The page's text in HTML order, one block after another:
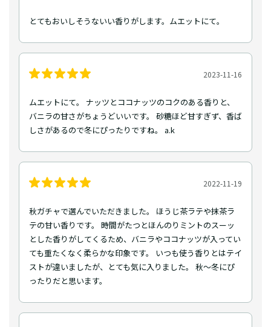
とてもおいしそうないい香りがします。ムエットにて。
2023-11-16
ムエットにて。 ナッツとココナッツのコクのある香りと、
バニラの甘さがちょうどいいです。 砂糖ほど甘すぎず、香ば
しさがあるので冬にぴったりですね。 a.k
2022-11-19
秋ガチャで選んでいただきました。 ほうじ茶ラテや抹茶ラ
テの甘い香りです。 時間がたつとほんのりミントのスーッ
とした香りがしてくるため、バニラやココナッツが入ってい
ても重たくなく柔らかな印象です。 いつも使う香りとはテイ
ストが違いましたが、とても気に入りました。 秋〜冬にぴ
ったりだと思います。